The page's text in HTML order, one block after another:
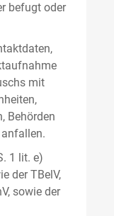
befugt oder
mit
Behörden
1 lit. e)
der TBelV,
sowie der